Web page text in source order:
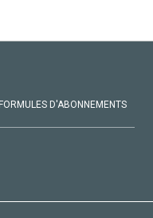
D'ABONNEMENTS